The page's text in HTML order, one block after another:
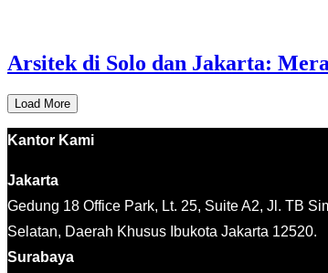
Arsitek di Solo dan Jakarta:
Load More
Kantor Kami
Jakarta
Gedung 18 Office Park, Lt. 25, Suite A2, Jl. TB
Selatan, Daerah Khusus Ibukota Jakarta 12520.
Surabaya